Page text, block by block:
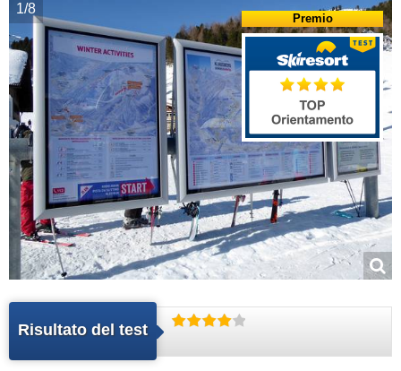
1/8
Risultato del test
Premio